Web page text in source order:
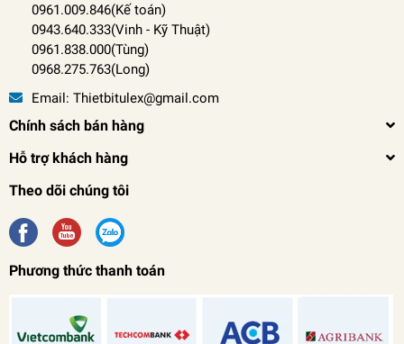
0961.009.846(Kế toán)
0943.640.333(Vinh - Kỹ Thuật)
0961.838.000(Tùng)
0968.275.763(Long)
Email: Thietbitulex@gmail.com
Chính sách bán hàng
Hỗ trợ khách hàng
Theo dõi chúng tôi
Phương thức thanh toán